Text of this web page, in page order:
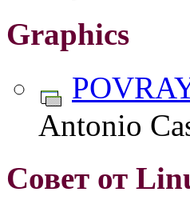
Graphics
Antonio
Совет от